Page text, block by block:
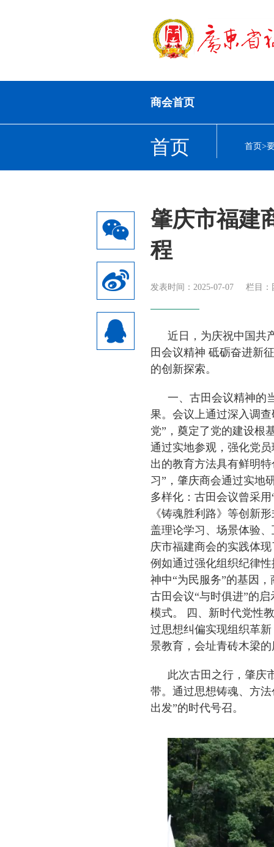
商会首页
首页 首页>
肇庆市福建
程
发表时间：2025-07-07 栏目：
近日，为庆祝中国共
田会议精神 砥砺奋进新
的创新探索。
一、古田会议精神的
果。会议上通过深入调
党”，奠定了党的建设根
通过实地参观，强化党
出的教育方法具有鲜明
习”，肇庆商会通过实地
多样化：古田会议曾采
《铸魂胜利路》等创新
盖理论学习、场景体验
庆市福建商会的实践体
例如通过强化组织纪律
神中“为民服务”的基因
古田会议“与时俱进”的
模式。 四、新时代党性
过思想纠偏实现组织革
景教育，会址青砖木梁
此次古田之行，肇庆
带。通过思想铸魂、方
出发”的时代号召。